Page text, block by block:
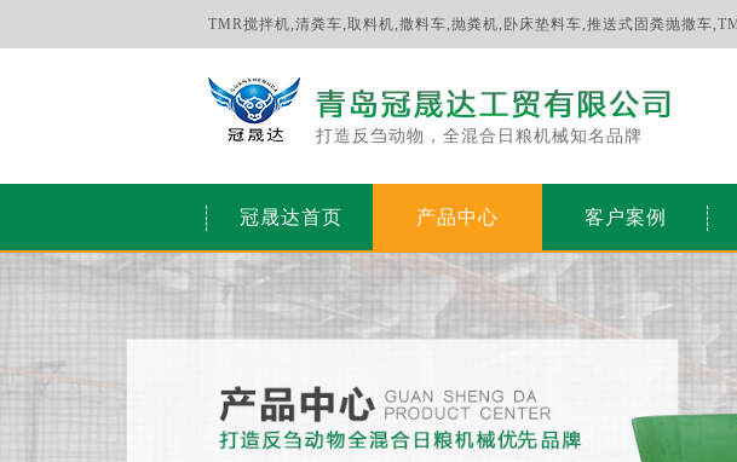
TMR搅拌机,清粪车,取料机,撒料车,抛粪机,卧床垫料车,推送式固粪抛撒车
打造反刍动物，全混合日粮机械知名品牌
冠晟达首页 产品中心 客户案例